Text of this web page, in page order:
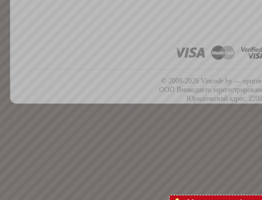
© 2009-2026 Vincode.by —
ООО Винкодавто
Юридический адрес: